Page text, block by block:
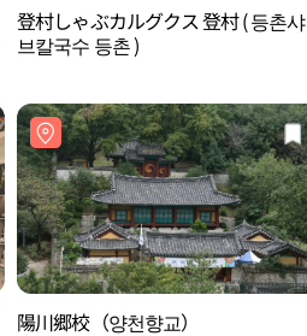
登村しゃぶカルグクス 登村 ( 등촌샤
브칼국수 등촌 )
陽川郷校（양천향교）